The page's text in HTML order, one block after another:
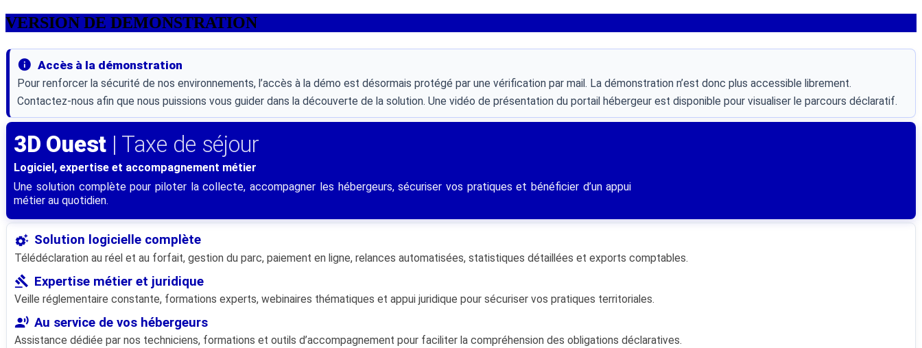
VERSION DE DEMONSTRATION
info Accès à la démonstration
Pour renforcer la sécurité de nos environnements, l’accès à la démo est désormais protégé par une vérification par mail. La démonstration n’est donc plus accessible librement.
Contactez-nous afin que nous puissions vous guider dans la découverte de la solution. Une vidéo de présentation du portail hébergeur est disponible pour visualiser le parcours déclaratif.
3D Ouest | Taxe de séjour
Logiciel, expertise et accompagnement métier
Une solution complète pour piloter la collecte, accompagner les hébergeurs, sécuriser vos pratiques et bénéficier d’un appui
métier au quotidien.
settings_suggest Solution logicielle complète
Télédéclaration au réel et au forfait, gestion du parc, paiement en ligne, relances automatisées, statistiques détaillées et exports comptables.
gavel Expertise métier et juridique
Veille réglementaire constante, formations experts, webinaires thématiques et appui juridique pour sécuriser vos pratiques territoriales.
record_voice_over Au service de vos hébergeurs
Assistance dédiée par nos techniciens, formations et outils d’accompagnement pour faciliter la compréhension des obligations déclaratives.